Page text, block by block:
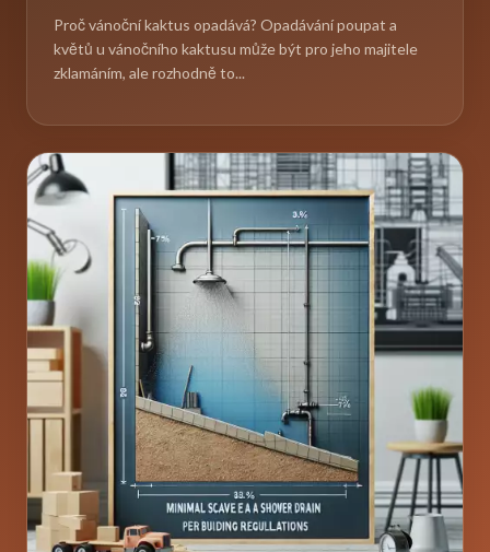
Proč vánoční kaktus opadává? Opadávání poupat a
květů u vánočního kaktusu může být pro jeho majitele
zklamáním, ale rozhodně to...